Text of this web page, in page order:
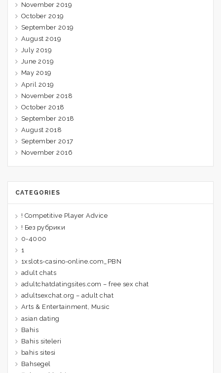
November 2019
October 2019
September 2019
August 2019
July 2019
June 2019
May 2019
April 2019
November 2018
October 2018
September 2018
August 2018
September 2017
November 2016
CATEGORIES
! Competitive Player Advice
! Без рубрики
0-4000
1
1xslots-casino-online.com_PBN
adult chats
adultchatdatingsites.com – free sex chat
adultsexchat.org – adult chat
Arts & Entertainment, Music
asian dating
Bahis
Bahis siteleri
bahis sitesi
Bahsegel